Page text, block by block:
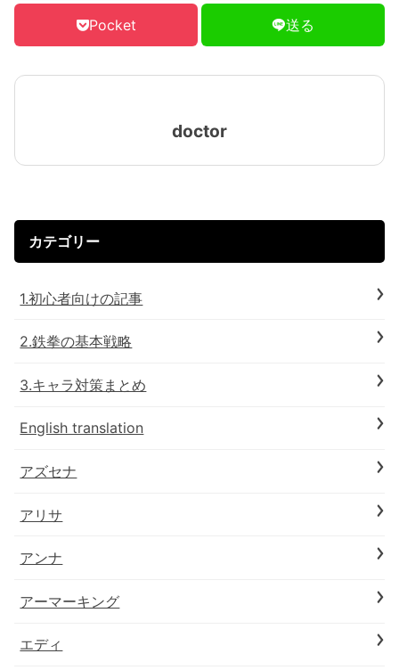
Pocket 送る
doctor
カテゴリー
1.初心者向けの記事
2.鉄拳の基本戦略
3.キャラ対策まとめ
English translation
アズセナ
アリサ
アンナ
アーマーキング
エディ